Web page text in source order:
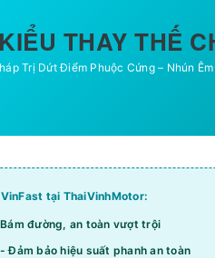
THAY THẾ
Trị Dứt Điểm Phuộc Cứng – Nhún
tại ThaiVinhMotor:
đường, an toàn vượt trội
Đảm bảo hiệu suất phanh an toàn